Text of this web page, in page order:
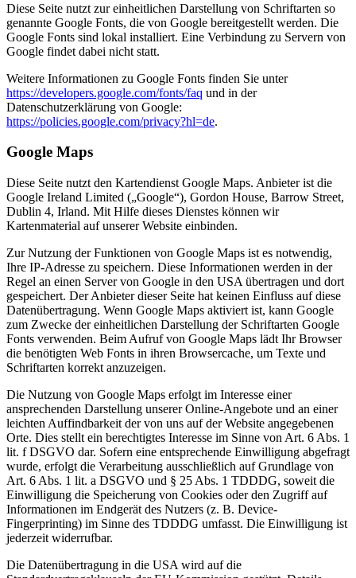
Diese Seite nutzt zur einheitlichen Darstellung von Schriftarten so
genannte Google Fonts, die von Google bereitgestellt werden. Die
Google Fonts sind lokal installiert. Eine Verbindung zu Servern von
Google findet dabei nicht statt.
Weitere Informationen zu Google Fonts finden Sie unter
https://developers.google.com/fonts/faq und in der
Datenschutzerklärung von Google:
https://policies.google.com/privacy?hl=de.
Google Maps
Diese Seite nutzt den Kartendienst Google Maps. Anbieter ist die
Google Ireland Limited („Google“), Gordon House, Barrow Street,
Dublin 4, Irland. Mit Hilfe dieses Dienstes können wir
Kartenmaterial auf unserer Website einbinden.
Zur Nutzung der Funktionen von Google Maps ist es notwendig,
Ihre IP-Adresse zu speichern. Diese Informationen werden in der
Regel an einen Server von Google in den USA übertragen und dort
gespeichert. Der Anbieter dieser Seite hat keinen Einfluss auf diese
Datenübertragung. Wenn Google Maps aktiviert ist, kann Google
zum Zwecke der einheitlichen Darstellung der Schriftarten Google
Fonts verwenden. Beim Aufruf von Google Maps lädt Ihr Browser
die benötigten Web Fonts in ihren Browsercache, um Texte und
Schriftarten korrekt anzuzeigen.
Die Nutzung von Google Maps erfolgt im Interesse einer
ansprechenden Darstellung unserer Online-Angebote und an einer
leichten Auffindbarkeit der von uns auf der Website angegebenen
Orte. Dies stellt ein berechtigtes Interesse im Sinne von Art. 6 Abs. 1
lit. f DSGVO dar. Sofern eine entsprechende Einwilligung abgefragt
wurde, erfolgt die Verarbeitung ausschließlich auf Grundlage von
Art. 6 Abs. 1 lit. a DSGVO und § 25 Abs. 1 TDDDG, soweit die
Einwilligung die Speicherung von Cookies oder den Zugriff auf
Informationen im Endgerät des Nutzers (z. B. Device-
Fingerprinting) im Sinne des TDDDG umfasst. Die Einwilligung ist
jederzeit widerrufbar.
Die Datenübertragung in die USA wird auf die